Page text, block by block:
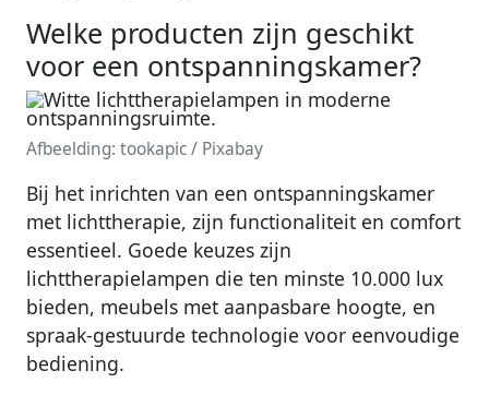
Welke producten zijn geschikt
voor een ontspanningskamer?
Afbeelding: tookapic / Pixabay
Bij het inrichten van een ontspanningskamer
met lichttherapie, zijn functionaliteit en comfort
essentieel. Goede keuzes zijn
lichttherapielampen die ten minste 10.000 lux
bieden, meubels met aanpasbare hoogte, en
spraak-gestuurde technologie voor eenvoudige
bediening.